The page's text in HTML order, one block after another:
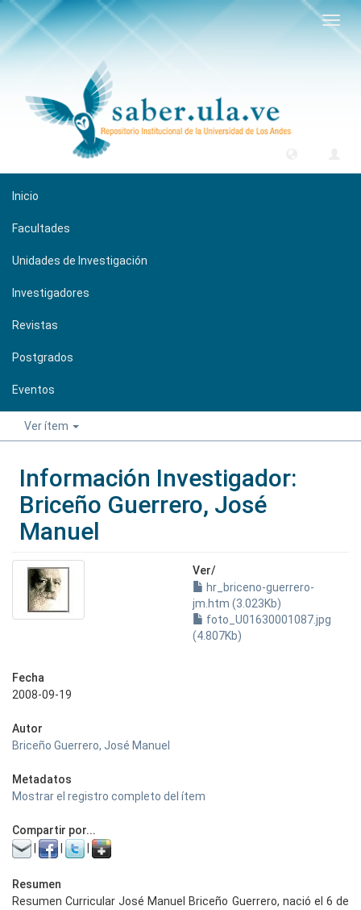
Inicio
Facultades
Unidades de Investigación
Investigadores
Revistas
Postgrados
Eventos
Ver ítem
Información Investigador:
Briceño Guerrero, José
Manuel
Ver/
hr_briceno-guerrero-
jm.htm (3.023Kb)
foto_U01630001087.jpg
(4.807Kb)
Fecha
2008-09-19
Autor
Briceño Guerrero, José Manuel
Metadatos
Mostrar el registro completo del ítem
Compartir por...
Resumen
Resumen Curricular José Manuel Briceño Guerrero, nació el 6 de